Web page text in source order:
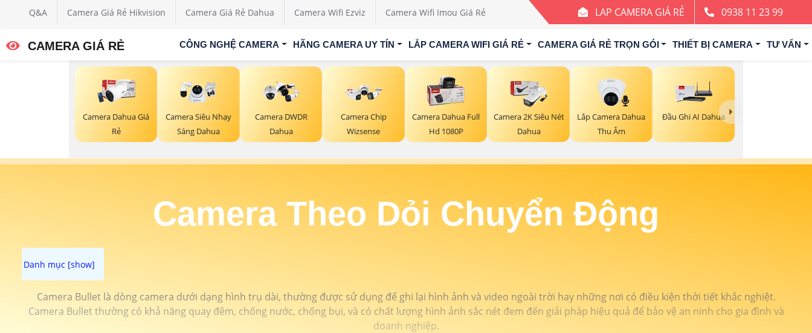
Q&A Camera Giá Rẻ Hikvision Camera Giá Rẻ Dahua Camera Wifi Ezviz Camera Wifi Imou Giá Rẻ LAP CAMERA GIÁ RẺ 0938 11 23 99
CAMERA GIÁ RẺ CÔNG NGHỆ CAMERA HÃNG CAMERA UY TÍN LẮP CAMERA WIFI GIÁ RẺ CAMERA GIÁ RẺ TRỌN GÓI THIẾT BỊ CAMERA TƯ VẤN
Camera Dahua Giá
Rẻ
Camera Siêu Nhạy
Sáng Dahua
Camera DWDR
Dahua
Camera Chip
Wizsense
Camera Dahua Full
Hd 1080P
Camera 2K Siêu Nét
Dahua
Lắp Camera Dahua
Thu Âm
Đầu Ghi AI Dahua
Camera Theo Dỏi Chuyển Động
Camera Bullet là dòng camera dưới dạng hình trụ dài, thường được sử dụng để ghi lại hình ảnh và video ngoài trời hay những nơi có điều kiện thời tiết khắc nghiệt.
Camera Bullet thường có khả năng quay đêm, chống nước, chống bụi, và có chất lượng hình ảnh sắc nét đem đến giải pháp hiệu quả để bảo vệ an ninh cho gia đình và
doanh nghiệp.